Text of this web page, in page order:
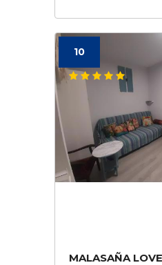
10
MALASAÑA LOVE